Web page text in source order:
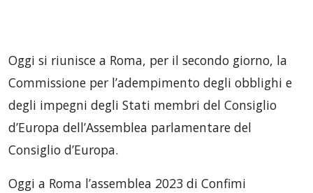
Oggi si riunisce a Roma, per il secondo giorno, la
Commissione per l’adempimento degli obblighi e
degli impegni degli Stati membri del Consiglio
d’Europa dell’Assemblea parlamentare del
Consiglio d’Europa.
Oggi a Roma l’assemblea 2023 di Confimi